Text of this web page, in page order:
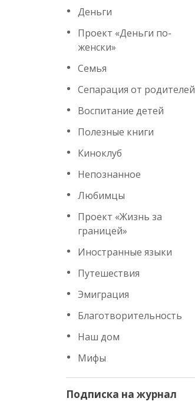
Деньги
Проект «Деньги по-
женски»
Семья
Сепарация от родителей
Воспитание детей
Полезные книги
Киноклуб
Непознанное
Любимцы
Проект «Жизнь за
границей»
Иностранные языки
Путешествия
Эмиграция
Благотворительность
Наш дом
Мифы
Подписка на журнал